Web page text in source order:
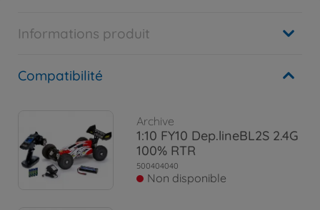
Informations produit
Compatibilité
Archive
1:10 FY10 Dep.lineBL2S 2.4G
100% RTR
500404040
Non disponible